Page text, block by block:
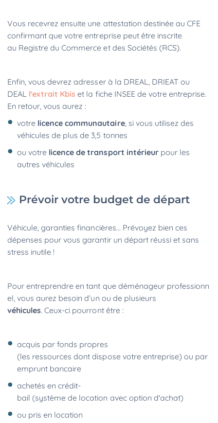
Vous recevrez ensuite une attestation destinée au CFE
confirmant que votre entreprise peut être inscrite
au Registre du Commerce et des Sociétés (RCS).
Enfin, vous devrez adresser à la DREAL, DRIEAT ou
DEAL l'extrait Kbis et la fiche INSEE de votre entreprise.
En retour, vous aurez :
votre licence communautaire, si vous utilisez des
véhicules de plus de 3,5 tonnes
ou votre licence de transport intérieurpour les
autres véhicules
Prévoir votre budget de départ
Véhicule, garanties financières... Prévoyez bien ces
dépenses pour vous garantir un départ réussi et sans
stress inutile !
Pour entreprendre en tant que déménageur professionn
el, vous aurez besoin d’un ou de plusieurs
véhicules. Ceux-ci pourront être :
acquis par fonds propres
(les ressources dont dispose votre entreprise) ou par
emprunt bancaire
achetés en crédit-
bail (système de location avec option d'achat)
ou pris en location